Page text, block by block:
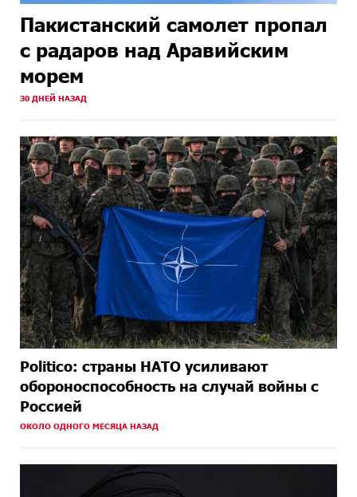
Пакистанский самолет пропал
с радаров над Аравийским
морем
30 ДНЕЙ НАЗАД
Politico: страны НАТО усиливают
обороноспособность на случай войны с
Россией
ОКОЛО ОДНОГО МЕСЯЦА НАЗАД